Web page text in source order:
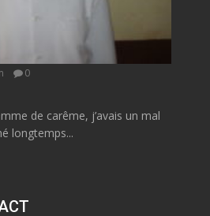
0
de carême, j’avais un mal
longtemps...